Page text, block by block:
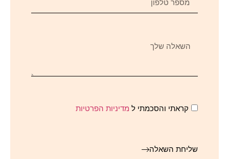
קראתי והסכמתי ל מדיניות הפרטיות
שליחת השאלה